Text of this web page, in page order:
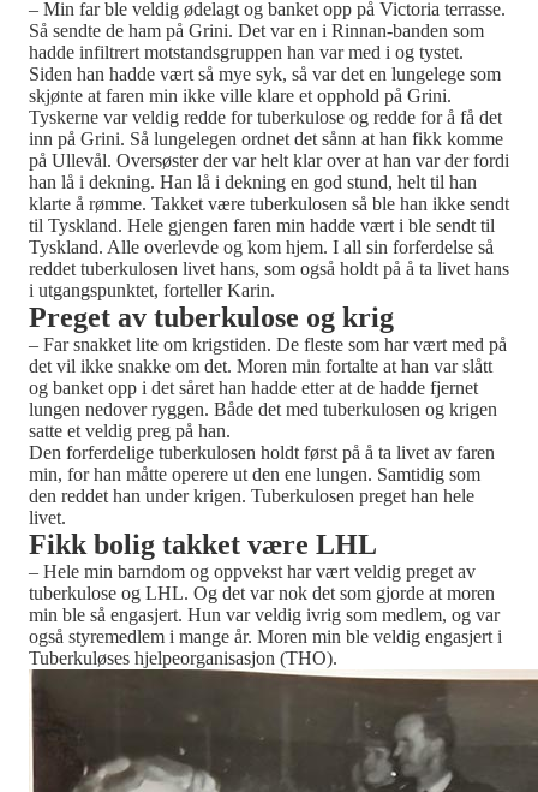
– Min far ble veldig ødelagt og banket opp på Victoria terrasse.
Så sendte de ham på Grini. Det var en i Rinnan-banden som
hadde infiltrert motstandsgruppen han var med i og tystet.
Siden han hadde vært så mye syk, så var det en lungelege som
skjønte at faren min ikke ville klare et opphold på Grini.
Tyskerne var veldig redde for tuberkulose og redde for å få det
inn på Grini. Så lungelegen ordnet det sånn at han fikk komme
på Ullevål. Oversøster der var helt klar over at han var der fordi
han lå i dekning. Han lå i dekning en god stund, helt til han
klarte å rømme. Takket være tuberkulosen så ble han ikke sendt
til Tyskland. Hele gjengen faren min hadde vært i ble sendt til
Tyskland. Alle overlevde og kom hjem. I all sin forferdelse så
reddet tuberkulosen livet hans, som også holdt på å ta livet hans
i utgangspunktet, forteller Karin.
Preget av tuberkulose og krig
– Far snakket lite om krigstiden. De fleste som har vært med på
det vil ikke snakke om det. Moren min fortalte at han var slått
og banket opp i det såret han hadde etter at de hadde fjernet
lungen nedover ryggen. Både det med tuberkulosen og krigen
satte et veldig preg på han.
Den forferdelige tuberkulosen holdt først på å ta livet av faren
min, for han måtte operere ut den ene lungen. Samtidig som
den reddet han under krigen. Tuberkulosen preget han hele
livet.
Fikk bolig takket være LHL
– Hele min barndom og oppvekst har vært veldig preget av
tuberkulose og LHL. Og det var nok det som gjorde at moren
min ble så engasjert. Hun var veldig ivrig som medlem, og var
også styremedlem i mange år. Moren min ble veldig engasjert i
Tuberkuløses hjelpeorganisasjon (THO).